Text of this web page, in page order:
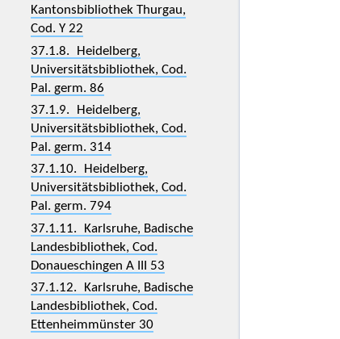
Kantonsbibliothek Thurgau,
Cod. Y 22
37.1.8. Heidelberg,
Universitätsbibliothek, Cod.
Pal. germ. 86
37.1.9. Heidelberg,
Universitätsbibliothek, Cod.
Pal. germ. 314
37.1.10. Heidelberg,
Universitätsbibliothek, Cod.
Pal. germ. 794
37.1.11. Karlsruhe, Badische
Landesbibliothek, Cod.
Donaueschingen A III 53
37.1.12. Karlsruhe, Badische
Landesbibliothek, Cod.
Ettenheimmünster 30